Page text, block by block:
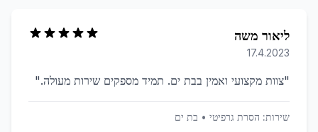
ליאור משה
17.4.2023
"צוות מקצועי ואמין בבת ים. תמיד מספקים שירות מעולה."
שירות: הסרת גרפיטי • בת ים